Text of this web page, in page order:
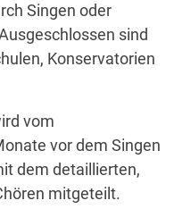
Singen oder
sind
Konservatorien
vom
vor dem Singen
dem detaillierten,
mitgeteilt.